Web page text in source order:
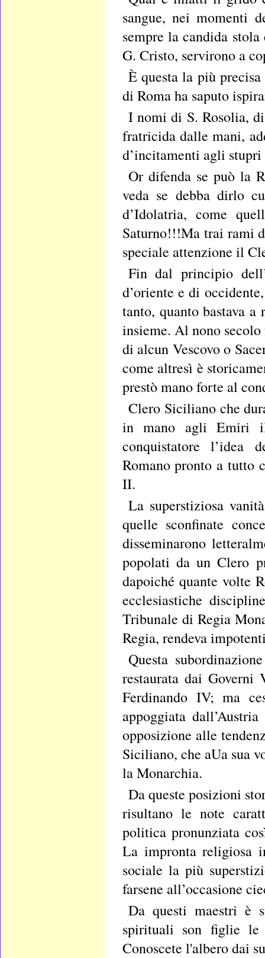
sangue, nei momenti
sempre la candida
G. Cristo, servirono a
È questa la più
di Roma ha saputo
I nomi di S. Rosolia,
fratricida dalle mani,
d’incitamenti agli
Or difenda se può la
veda se debba dirlo
d’Idolatria, come
Saturno!!!Ma trai rami
speciale attenzione il
Fin dal principio
d’oriente e di
tanto, quanto bastava
insieme. Al nono
di alcun Vescovo o
come altresì è
prestò mano forte al
Clero Siciliano che
in mano agli Emiri
conquistatore l’idea
Romano pronto a tutto
II.
La superstiziosa
quelle sconfinate
disseminarono
popolati da un Clero
dapoiché quante volte
ecclesiastiche
Tribunale di Regia
Regia, rendeva
Questa
restaurata dai
Ferdinando IV; ma
appoggiata
opposizione alle
Siciliano, che aUa sua
la Monarchia.
Da queste posizioni
risultano le note
politica pronunziata
La impronta religiosa
sociale la più
farsene all’occasione
Da questi maestri è
spirituali son figlie
Conoscete l'albero dai